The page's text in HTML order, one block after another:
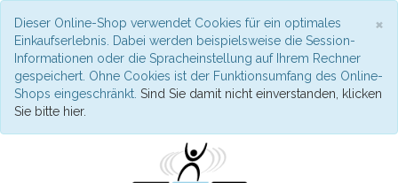
×
Dieser Online-Shop verwendet Cookies für ein optimales
Einkaufserlebnis. Dabei werden beispielsweise die Session-
Informationen oder die Spracheinstellung auf Ihrem Rechner
gespeichert. Ohne Cookies ist der Funktionsumfang des Online-
Shops eingeschränkt. Sind Sie damit nicht einverstanden, klicken
Sie bitte hier.